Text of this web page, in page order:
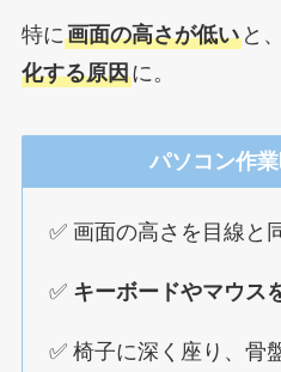
特に画面の高さが低いと、
化する原因に。
パソコン作
✅ 画面の高さを目線と
✅ キーボードやマウス
✅ 椅子に深く座り、骨